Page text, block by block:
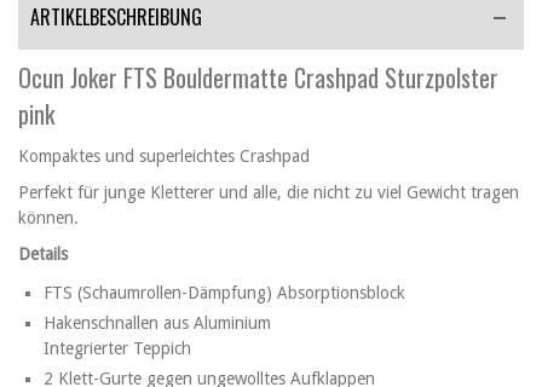
ARTIKELBESCHREIBUNG
Ocun Joker FTS Bouldermatte Crashpad Sturzpolster
pink
Kompaktes und superleichtes Crashpad
Perfekt für junge Kletterer und alle, die nicht zu viel Gewicht tragen
können.
Details
FTS (Schaumrollen-Dämpfung) Absorptionsblock
Hakenschnallen aus Aluminium
Integrierter Teppich
2 Klett-Gurte gegen ungewolltes Aufklappen